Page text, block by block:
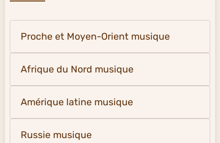
Proche et Moyen-Orient musique
Afrique du Nord musique
Amérique latine musique
Russie musique